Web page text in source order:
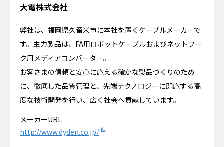
大電株式会社
弊社は、福岡県久留米市に本社を置くケーブルメーカーで
す。主力製品は、FA用ロボットケーブルおよびネットワー
ク用メディアコンバーター。
お客さまの信頼と安心に応える確かな製品づくりのため
に、徹底した品質管理と、先端テクノロジーに即応する高
度な技術開発を行い、広く社会へ貢献しています。
メーカーURL
http://www.dyden.co.jp/